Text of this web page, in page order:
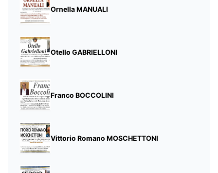
Ornella MANUALI
Otello GABRIELLONI
Franco BOCCOLINI
Vittorio Romano MOSCHETTONI